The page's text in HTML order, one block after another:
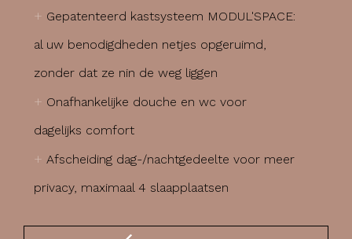
+ Gepatenteerd kastsysteem MODUL'SPACE:
al uw benodigdheden netjes opgeruimd,
zonder dat ze nin de weg liggen
+ Onafhankelijke douche en wc voor
dagelijks comfort
+ Afscheiding dag-/nachtgedeelte voor meer
privacy, maximaal 4 slaapplaatsen